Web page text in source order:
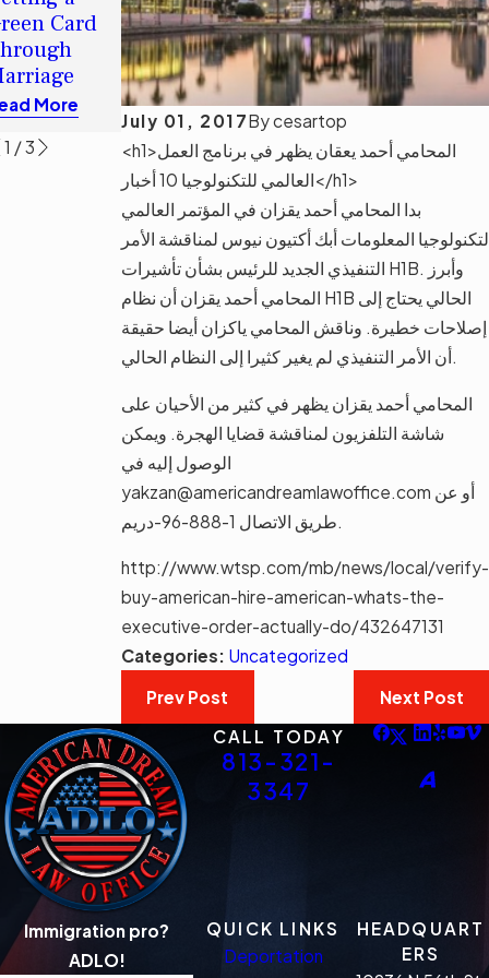
July 01, 2017Bycesartop
<h1>المحامي أحمد يعقان يظهر في برنامج العمل
العالمي للتكنولوجيا 10 أخبار</h1>
بدا المحامي أحمد يقزان في المؤتمر العالمي
لتكنولوجيا المعلومات أبك أكتيون نيوس لمناقشة الأمر
التنفيذي الجديد للرئيس بشأن تأشيرات H1B. وأبرز
المحامي أحمد يقزان أن نظام H1B الحالي يحتاج إلى
إصلاحات خطيرة. وناقش المحامي ياكزان أيضا حقيقة
أن الأمر التنفيذي لم يغير كثيرا إلى النظام الحالي.
المحامي أحمد يقزان يظهر في كثير من الأحيان على
شاشة التلفزيون لمناقشة قضايا الهجرة. ويمكن
الوصول إليه في
yakzan@americandreamlawoffice.com أو عن
http://www.wtsp.com/mb/news/local/verify-
buy-american-hire-american-whats-the-
executive-order-actually-do/432647131
Categories: Uncategorized
Prev Post
Next Post
Card
More
Citizenship
After Gaining
Permanent
Residence?
Read More
After a Visa
Overstay
Read More
1 /3
CALL TODAY
813-321-
3347
Immigration pro?
ADLO!
QUICK LINKS
Deportation
HEADQUART
ERS